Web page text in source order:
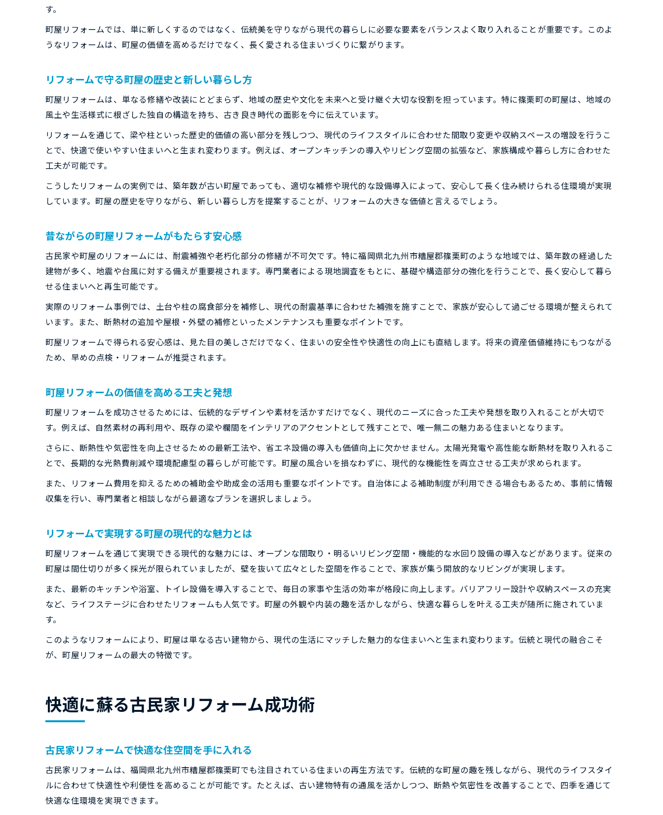
水回りリフォームの実際と生活改善ポイント
リフォームで叶える理想の間取りと動線設計
町屋・古民家リフォームの間取り改善の工夫
断熱・耐震リフォームで快適な住まいへ
リフォーム工事後のアフターサービス活用法
生活動線を意識したリフォーム改修の実例
町屋リフォームの費用相場と内訳を詳しく解説
リフォーム費用の目安と賢い予算計画の立て方
リフォーム費用で注意したい追加工事の事例
補助金活用で賢く進める町屋改修の方法
町屋リフォームで使える補助金制度の基礎知識
補助金利用で負担を減らすリフォームのコツ
リフォーム補助金申請で押さえるべきポイント
す。
町屋リフォームでは、単に新しくするのではなく、伝統美を守りながら現代の暮らしに必要な要素をバランスよく取り入れることが重要です。このよ
うなリフォームは、町屋の価値を高めるだけでなく、長く愛される住まいづくりに繋がります。
リフォームで守る町屋の歴史と新しい暮らし方
町屋リフォームは、単なる修繕や改装にとどまらず、地域の歴史や文化を未来へと受け継ぐ大切な役割を担っています。特に篠栗町の町屋は、地域の
風土や生活様式に根ざした独自の構造を持ち、古き良き時代の面影を今に伝えています。
リフォームを通じて、梁や柱といった歴史的価値の高い部分を残しつつ、現代のライフスタイルに合わせた間取り変更や収納スペースの増設を行うこ
とで、快適で使いやすい住まいへと生まれ変わります。例えば、オープンキッチンの導入やリビング空間の拡張など、家族構成や暮らし方に合わせた
工夫が可能です。
こうしたリフォームの実例では、築年数が古い町屋であっても、適切な補修や現代的な設備導入によって、安心して長く住み続けられる住環境が実現
しています。町屋の歴史を守りながら、新しい暮らし方を提案することが、リフォームの大きな価値と言えるでしょう。
昔ながらの町屋リフォームがもたらす安心感
古民家や町屋のリフォームには、耐震補強や老朽化部分の修繕が不可欠です。特に福岡県北九州市糟屋郡篠栗町のような地域では、築年数の経過した
建物が多く、地震や台風に対する備えが重要視されます。専門業者による現地調査をもとに、基礎や構造部分の強化を行うことで、長く安心して暮ら
せる住まいへと再生可能です。
実際のリフォーム事例では、土台や柱の腐食部分を補修し、現代の耐震基準に合わせた補強を施すことで、家族が安心して過ごせる環境が整えられて
います。また、断熱材の追加や屋根・外壁の補修といったメンテナンスも重要なポイントです。
町屋リフォームで得られる安心感は、見た目の美しさだけでなく、住まいの安全性や快適性の向上にも直結します。将来の資産価値維持にもつながる
ため、早めの点検・リフォームが推奨されます。
町屋リフォームの価値を高める工夫と発想
町屋リフォームを成功させるためには、伝統的なデザインや素材を活かすだけでなく、現代のニーズに合った工夫や発想を取り入れることが大切で
す。例えば、自然素材の再利用や、既存の梁や欄間をインテリアのアクセントとして残すことで、唯一無二の魅力ある住まいとなります。
さらに、断熱性や気密性を向上させるための最新工法や、省エネ設備の導入も価値向上に欠かせません。太陽光発電や高性能な断熱材を取り入れるこ
とで、長期的な光熱費削減や環境配慮型の暮らしが可能です。町屋の風合いを損なわずに、現代的な機能性を両立させる工夫が求められます。
また、リフォーム費用を抑えるための補助金や助成金の活用も重要なポイントです。自治体による補助制度が利用できる場合もあるため、事前に情報
収集を行い、専門業者と相談しながら最適なプランを選択しましょう。
リフォームで実現する町屋の現代的な魅力とは
町屋リフォームを通じて実現できる現代的な魅力には、オープンな間取り・明るいリビング空間・機能的な水回り設備の導入などがあります。従来の
町屋は間仕切りが多く採光が限られていましたが、壁を抜いて広々とした空間を作ることで、家族が集う開放的なリビングが実現します。
また、最新のキッチンや浴室、トイレ設備を導入することで、毎日の家事や生活の効率が格段に向上します。バリアフリー設計や収納スペースの充実
など、ライフステージに合わせたリフォームも人気です。町屋の外観や内装の趣を活かしながら、快適な暮らしを叶える工夫が随所に施されていま
す。
このようなリフォームにより、町屋は単なる古い建物から、現代の生活にマッチした魅力的な住まいへと生まれ変わります。伝統と現代の融合こそ
が、町屋リフォームの最大の特徴です。
快適に蘇る古民家リフォーム成功術
古民家リフォームで快適な住空間を手に入れる
古民家リフォームは、福岡県北九州市糟屋郡篠栗町でも注目されている住まいの再生方法です。伝統的な町屋の趣を残しながら、現代のライフスタイ
ルに合わせて快適性や利便性を高めることが可能です。たとえば、古い建物特有の通風を活かしつつ、断熱や気密性を改善することで、四季を通じて
快適な住環境を実現できます。